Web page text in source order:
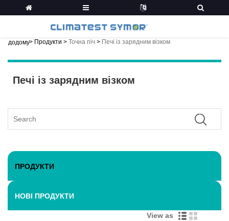
додому> Продукти > Точна піч > Печі із зарядним візком
Печі із зарядним візком
ПРОДУКТИ
НОВІ ПРОДУКТИ
View as